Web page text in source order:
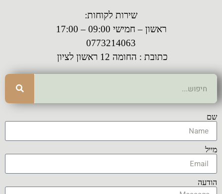
שירות לקוחות:
ראשון – חמישי 09:00 – 17:00
0773214063
כתובת : החומה 12 ראשון לציון
שם
מייל
הודעה